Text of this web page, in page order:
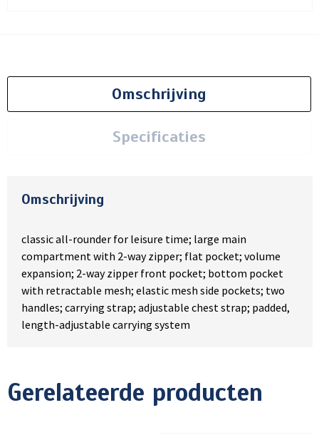
Omschrijving
Specificaties
Omschrijving
classic all-rounder for leisure time; large main
compartment with 2-way zipper; flat pocket; volume
expansion; 2-way zipper front pocket; bottom pocket
with retractable mesh; elastic mesh side pockets; two
handles; carrying strap; adjustable chest strap; padded,
length-adjustable carrying system
Gerelateerde producten